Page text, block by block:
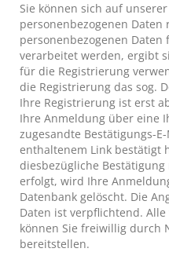
Sie können sich auf
personenbezogenen Daten
personenbezogenen
verarbeitet werden, ergibt
für die Registrierung
die Registrierung das sog.
Ihre Registrierung ist erst
Ihre Anmeldung über eine
zugesandte Bestätigungs-
enthaltenem Link bestätigt
diesbezügliche
erfolgt, wird Ihre
Datenbank gelöscht. Die
Daten ist verpflichtend.
können Sie freiwillig durch
bereitstellen.